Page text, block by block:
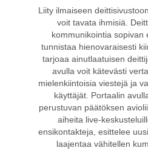
Liity ilmaiseen
voit tavata ihmisiä.
kommunikointia sopivan
tunnistaa hienovaraisesti
tarjoaa ainutlaatuisen
avulla voit kätevästi
mielenkiintoisia viestejä ja
käyttäjät. Portaalin
perustuvan päätöksen
aiheita live-
ensikontakteja, esittelee
laajentaa vähitellen